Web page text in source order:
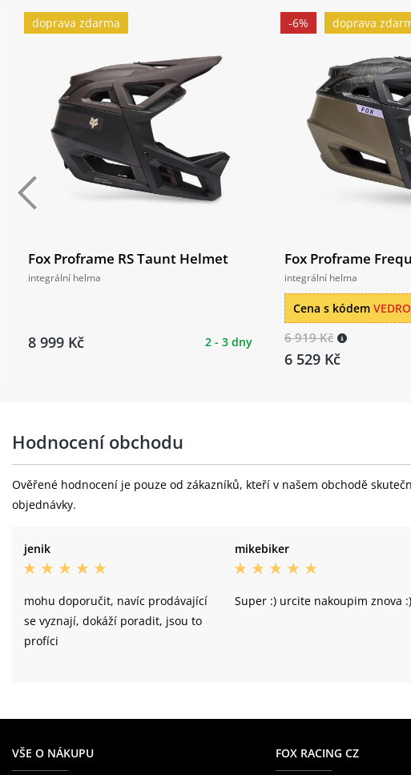
doprava zdarma
Fox Proframe RS Taunt Helmet
integrální helma
8 999 Kč 2 - 3 dny
-6% doprava
Fox Proframe
integrální helma
Cena s kódem VEDRO
6 919 Kč
6 529 Kč
Hodnocení obchodu
Ověřené hodnocení je pouze od zákazníků, kteří v našem obchodě
objednávky.
jenik
mohu doporučit, navíc prodávající
se vyznají, dokáží poradit, jsou to
profíci
mikebiker
Super :) urcite nakoupim znova :)
VŠE O NÁKUPU FOX RACING CZ